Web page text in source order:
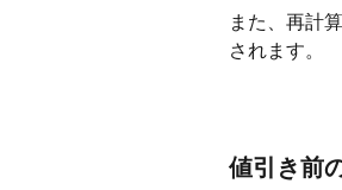
また、再計
されます。
値引き前